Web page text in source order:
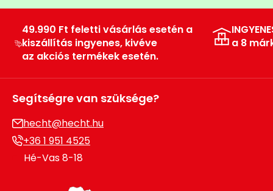
49.990 Ft feletti vásárlás esetén a
kiszállítás ingyenes, kivéve
az akciós termékek esetén.
a 8
Segítségre van szüksége?
hecht@hecht.hu
+36 1 951 4525
Hé-Vas 8-18